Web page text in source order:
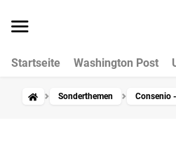
Startseite Washington Post
Sonderthemen Consenio